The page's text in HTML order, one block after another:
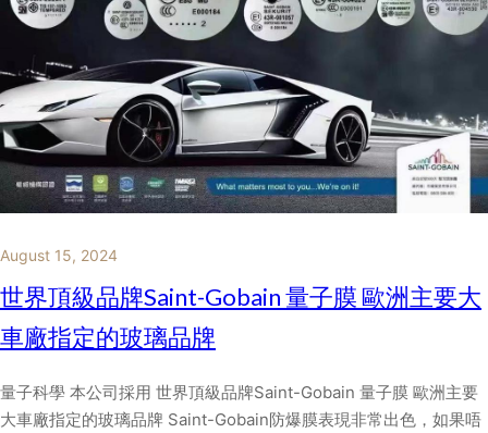
August 15, 2024
世界頂級品牌Saint-Gobain 量子膜 歐洲主要大
車廠指定的玻璃品牌
量子科學 本公司採用 世界頂級品牌Saint-Gobain 量子膜 歐洲主要
大車廠指定的玻璃品牌 Saint-Gobain防爆膜表現非常出色，如果唔